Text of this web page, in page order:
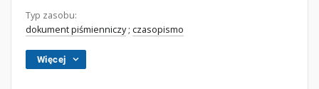
Typ zasobu:
dokument piśmienniczy; czasopismo
Więcej